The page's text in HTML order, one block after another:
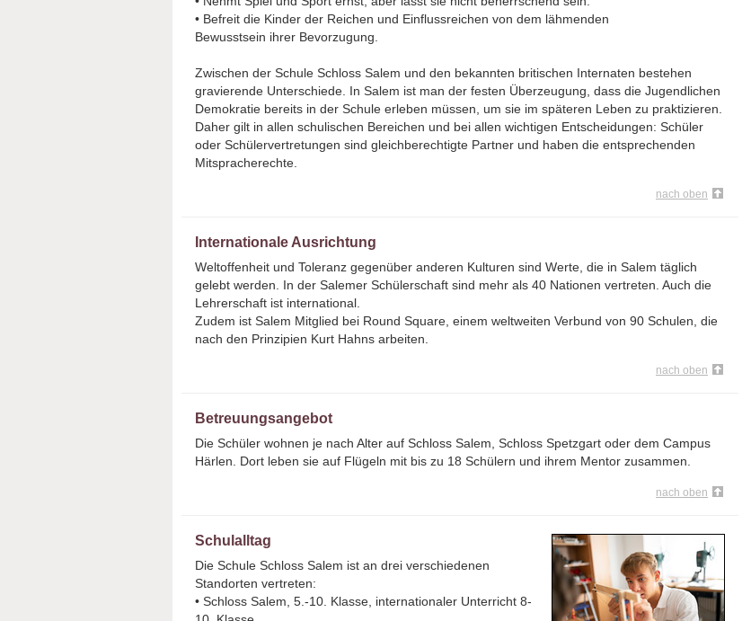
• Befreit die Kinder der Reichen und Einflussreichen von dem lähmenden
Bewusstsein ihrer Bevorzugung.
Zwischen der Schule Schloss Salem und den bekannten britischen Internaten bestehen
gravierende Unterschiede. In Salem ist man der festen Überzeugung, dass die Jugendlichen
Demokratie bereits in der Schule erleben müssen, um sie im späteren Leben zu praktizieren.
Daher gilt in allen schulischen Bereichen und bei allen wichtigen Entscheidungen: Schüler
oder Schülervertretungen sind gleichberechtigte Partner und haben die entsprechenden
Mitspracherechte.
nach oben
Internationale Ausrichtung
Weltoffenheit und Toleranz gegenüber anderen Kulturen sind Werte, die in Salem täglich
gelebt werden. In der Salemer Schülerschaft sind mehr als 40 Nationen vertreten. Auch die
Lehrerschaft ist international.
Zudem ist Salem Mitglied bei Round Square, einem weltweiten Verbund von 90 Schulen, die
nach den Prinzipien Kurt Hahns arbeiten.
nach oben
Betreuungsangebot
Die Schüler wohnen je nach Alter auf Schloss Salem, Schloss Spetzgart oder dem Campus
Härlen. Dort leben sie auf Flügeln mit bis zu 18 Schülern und ihrem Mentor zusammen.
nach oben
Schulalltag
Die Schule Schloss Salem ist an drei verschiedenen
Standorten vertreten:
• Schloss Salem, 5.-10. Klasse, internationaler Unterricht 8-